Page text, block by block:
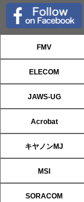
FMV
ELECOM
JAWS-UG
Acrobat
キヤノンMJ
MSI
SORACOM